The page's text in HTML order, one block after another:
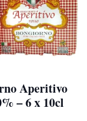
Aperitivo
– 6 x 10cl